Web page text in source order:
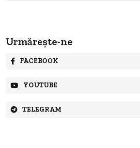
Urmărește-ne
FACEBOOK
YOUTUBE
TELEGRAM